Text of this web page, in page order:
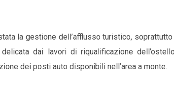
la gestione dell’afflusso turistico,
dai lavori di riqualificazione
dei posti auto disponibili nell’area a monte.